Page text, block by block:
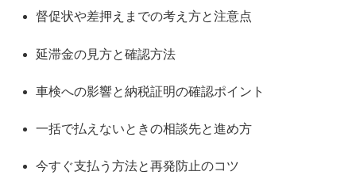
督促状や差押えまでの考え方と注意点
延滞金の見方と確認方法
車検への影響と納税証明の確認ポイント
一括で払えないときの相談先と進め方
今すぐ支払う方法と再発防止のコツ